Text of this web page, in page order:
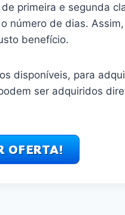
primeira e segunda
número de dias.
benefício.
disponíveis, para
ser adquiridos